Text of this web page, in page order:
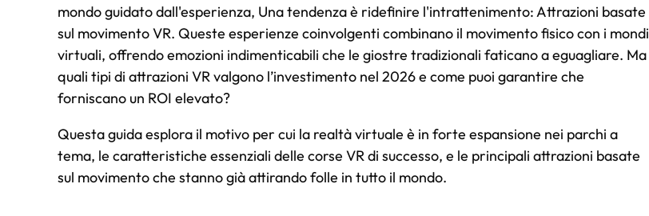
mondo guidato dall'esperienza, Una tendenza è ridefinire l'intrattenimento: Attrazioni basate
sul movimento VR. Queste esperienze coinvolgenti combinano il movimento fisico con i mondi
virtuali, offrendo emozioni indimenticabili che le giostre tradizionali faticano a eguagliare. Ma
quali tipi di attrazioni VR valgono l’investimento nel 2026 e come puoi garantire che
forniscano un ROI elevato?
Questa guida esplora il motivo per cui la realtà virtuale è in forte espansione nei parchi a
tema, le caratteristiche essenziali delle corse VR di successo, e le principali attrazioni basate
sul movimento che stanno già attirando folle in tutto il mondo.